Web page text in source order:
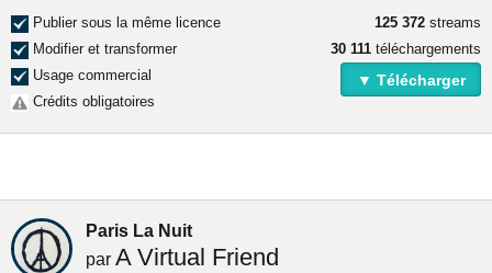
Publier sous la même licence
Modifier et transformer
Usage commercial
Crédits obligatoires
125 372 streams
30 111 téléchargements
▼ Télécharger
Paris La Nuit
par A Virtual Friend